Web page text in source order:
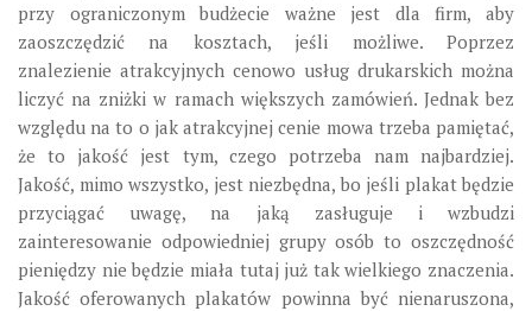
przy ograniczonym budżecie ważne jest dla firm, aby
zaoszczędzić na kosztach, jeśli możliwe. Poprzez
znalezienie atrakcyjnych cenowo usług drukarskich można
liczyć na zniżki w ramach większych zamówień. Jednak bez
względu na to o jak atrakcyjnej cenie mowa trzeba pamiętać,
że to jakość jest tym, czego potrzeba nam najbardziej.
Jakość, mimo wszystko, jest niezbędna, bo jeśli plakat będzie
przyciągać uwagę, na jaką zasługuje i wzbudzi
zainteresowanie odpowiedniej grupy osób to oszczędność
pieniędzy nie będzie miała tutaj już tak wielkiego znaczenia.
Jakość oferowanych plakatów powinna być nienaruszona,